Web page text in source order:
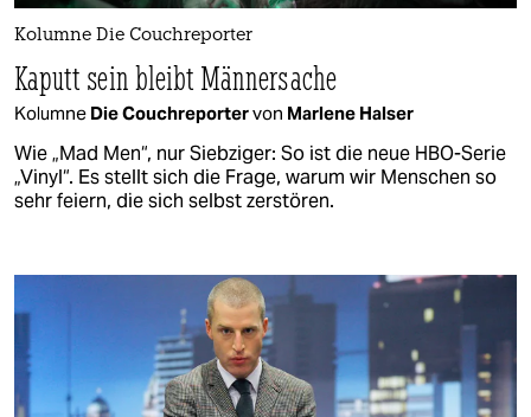
Kolumne Die Couchreporter
Kaputt sein bleibt Männersache
Kolumne Die Couchreportervon Marlene Halser
Wie „Mad Men“, nur Siebziger: So ist die neue HBO-Serie
„Vinyl“. Es stellt sich die Frage, warum wir Menschen so
sehr feiern, die sich selbst zerstören.